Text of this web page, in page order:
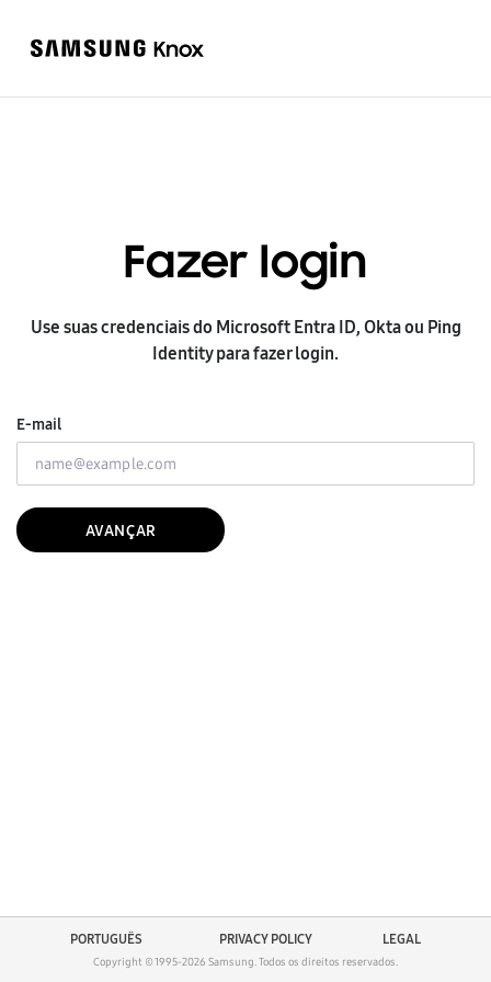
Fazer login
Use suas credenciais do Microsoft Entra ID, Okta ou Ping
Identity para fazer login.
E-mail
AVANÇAR
PRIVACY POLICY LEGAL
Copyright © 1995-2026 Samsung.Todos os direitos reservados.